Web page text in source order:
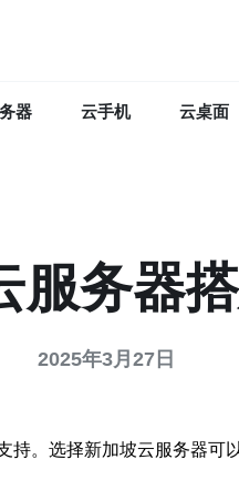
器 云手机 云桌面
服务器
2025年3月27日
。选择新加坡云服务器可